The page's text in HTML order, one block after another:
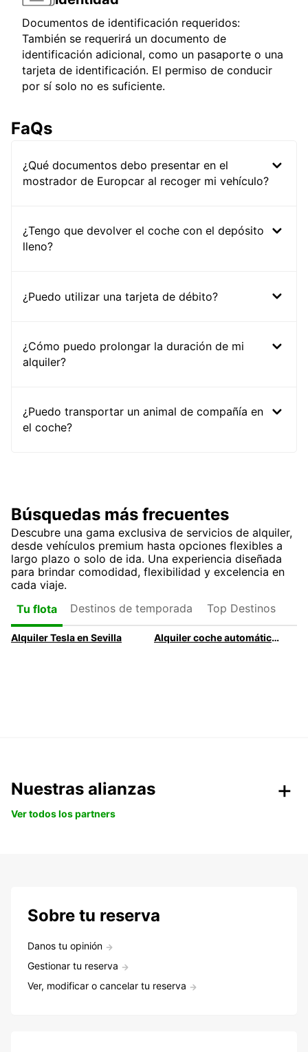
Documentos de identificación requeridos:
También se requerirá un documento de
identificación adicional, como un pasaporte o una
tarjeta de identificación. El permiso de conducir
por sí solo no es suficiente.
FaQs
¿Qué documentos debo presentar en el
mostrador de Europcar al recoger mi vehículo?
¿Tengo que devolver el coche con el depósito
lleno?
¿Puedo utilizar una tarjeta de débito?
¿Cómo puedo prolongar la duración de mi
alquiler?
¿Puedo transportar un animal de compañía en
el coche?
Búsquedas más frecuentes
Descubre una gama exclusiva de servicios de alquiler,
desde vehículos premium hasta opciones flexibles a
largo plazo o solo de ida. Una experiencia diseñada
para brindar comodidad, flexibilidad y excelencia en
cada viaje.
Tu flota
Destinos de temporada Top Destinos
Alquiler Tesla en Sevilla Alquiler coche automático en Sevilla
Nuestras alianzas
Ver todos los partners
Sobre tu reserva
Danos tu opinión
Gestionar tu reserva
Ver, modificar o cancelar tu reserva